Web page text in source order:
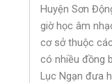
Huyện Sơn
giờ học âm
cơ sở thuộc
có nhiều đồng
Lục Ngạn đưa